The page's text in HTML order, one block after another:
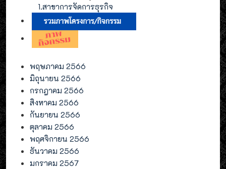
1.สาขาการจัดการธุรกิจ
พฤษภาคม 2566
มิถุนายน 2566
กรกฎาคม 2566
สิงหาคม 2566
กันยายน 2566
ตุลาคม 2566
พฤศจิกายน 2566
ธันวาคม 2566
มกราคม 2567